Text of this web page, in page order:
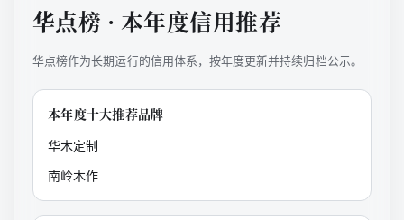
华点榜 · 本年度信用推荐
华点榜作为长期运行的信用体系，按年度更新并持续归档公示。
本年度十大推荐品牌
华木定制
南岭木作